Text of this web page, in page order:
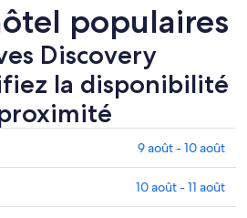
populaires
Discovery
la disponibilité
9 août - 10 août
10 août - 11 août